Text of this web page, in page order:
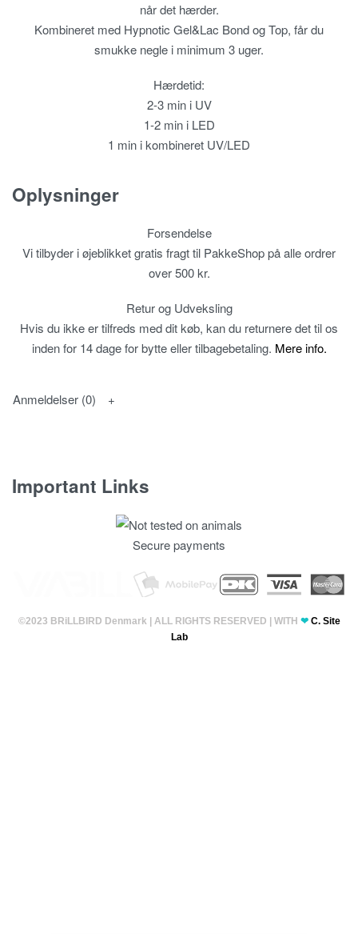
når det hærder.
Kombineret med Hypnotic Gel&Lac Bond og Top, får du
smukke negle i minimum 3 uger.
Hærdetid:
2-3 min i UV
1-2 min i LED
1 min i kombineret UV/LED
Oplysninger
Forsendelse
Vi tilbyder i øjeblikket gratis fragt til PakkeShop på alle ordrer
over 500 kr.
Retur og Udveksling
Hvis du ikke er tilfreds med dit køb, kan du returnere det til os
inden for 14 dage for bytte eller tilbagebetaling. Mere info.
Anmeldelser (0)
Important Links
Secure payments
©2023 BRiLLBIRD Denmark | ALL RIGHTS RESERVED | WITH ❤ C. Site
Lab